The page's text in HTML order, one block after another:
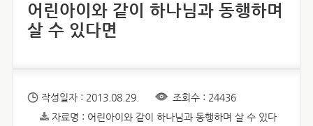
어린아이와 같이 하나님과 동행하며
살 수 있다면
작성일자 : 2013.08.29.
조회수 : 24436
자료명 : 어린아이와 같이 하나님과 동행하며 살 수 있다